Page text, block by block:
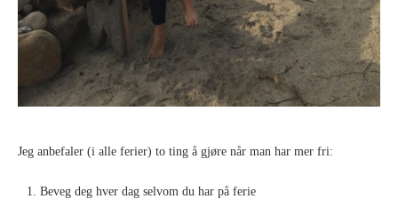
Jeg anbefaler (i alle ferier) to ting å gjøre når man har mer fri:
Beveg deg hver dag selvom du har på ferie